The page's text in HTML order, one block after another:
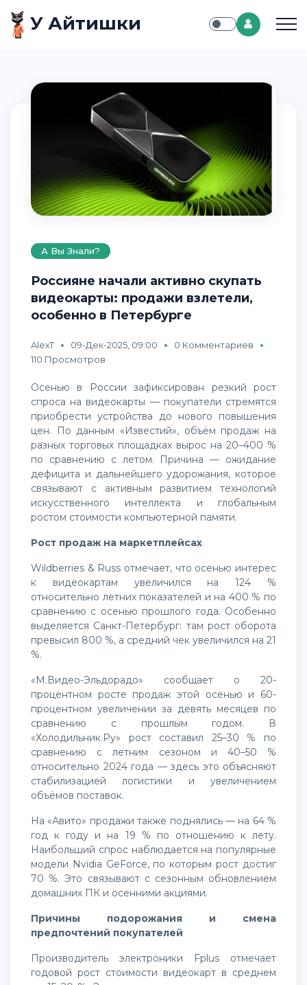
У Айтишки
А Вы Знали?
Россияне начали активно скупать
видеокарты: продажи взлетели,
особенно в Петербурге
AlexT 09-Дек-2025, 09:00
0 Комментариев
110 Просмотров
Осенью в России зафиксирован резкий рост
спроса на видеокарты — покупатели стремятся
приобрести устройства до нового повышения
цен. По данным «Известий», объём продаж на
разных торговых площадках вырос на 20–400 %
по сравнению с летом. Причина — ожидание
дефицита и дальнейшего удорожания, которое
связывают с активным развитием технологий
искусственного интеллекта и глобальным
ростом стоимости компьютерной памяти.
Рост продаж на маркетплейсах
Wildberries & Russ отмечает, что осенью интерес
к видеокартам увеличился на 124 %
относительно летних показателей и на 400 % по
сравнению с осенью прошлого года. Особенно
выделяется Санкт-Петербург: там рост оборота
превысил 800 %, а средний чек увеличился на 21
%.
«М.Видео-Эльдорадо» сообщает о 20-
процентном росте продаж этой осенью и 60-
процентном увеличении за девять месяцев по
сравнению с прошлым годом. В
«Холодильник.Ру» рост составил 25–30 % по
сравнению с летним сезоном и 40–50 %
относительно 2024 года — здесь это объясняют
стабилизацией логистики и увеличением
объёмов поставок.
На «Авито» продажи также поднялись — на 64 %
год к году и на 19 % по отношению к лету.
Наибольший спрос наблюдается на популярные
модели Nvidia GeForce, по которым рост достиг
70 %. Это связывают с сезонным обновлением
домашних ПК и осенними акциями.
Причины подорожания и смена
предпочтений покупателей
Производитель электроники Fplus отмечает
годовой рост стоимости видеокарт в среднем